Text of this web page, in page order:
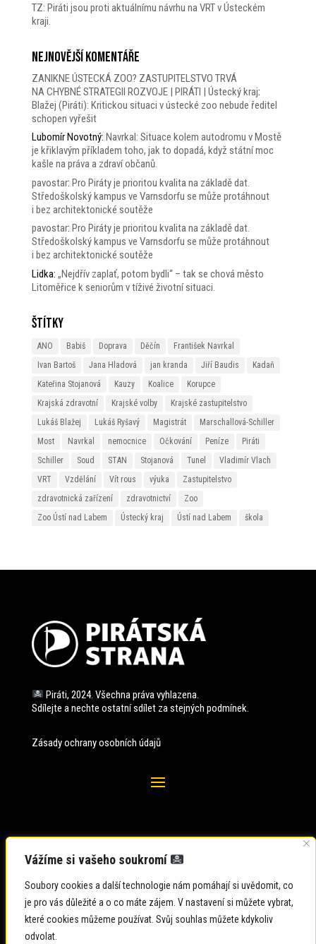
Vážíme si vašeho soukromí
Soubory cookies a další technologie nám pomáhají si uvědomit, co
je pro vás důležité a o co máte zájem. V nastavení si můžete vybrat,
které cookies můžeme používat. Svůj souhlas můžete kdykoliv
odvolat.
TZ: Piráti jsou proti aktuálnímu návrhu na VRT v Ústeckém
kraji.
Nejnovější komentáře
ZANIKNE ÚSTECKÁ ZOO? ZASTUPITELSTVO TRVÁ
NA CHYBNÉ STRATEGII ROZVOJE | PIRÁTI | Ústecký kraj:
Blažej (Piráti): Kritickou situaci v ústecké zoo nebude ředitel
schopen vyřešit
Lubomír Novotný: Navrkal: Situace kolem autodromu v Mostě
je křiklavým příkladem toho, jak to dopadá, když státní moc
kašle na práva a zdraví občanů.
pavostar: Pro Piráty je prioritou kvalita na základě dat.
Středoškolský kampus ve Varnsdorfu se může protáhnout
i bez architektonické soutěže
pavostar: Pro Piráty je prioritou kvalita na základě dat.
Středoškolský kampus ve Varnsdorfu se může protáhnout
i bez architektonické soutěže
Lidka: „Nejdřív zaplať, potom bydli“ – tak se chová město
Litoměřice k seniorům v tíživé životní situaci.
Štítky
ANO Babiš Doprava Děčín
František Navrkal
Ivan Bartoš
Jana Hladová jan kranda Jiří Baudis
Kadaň
Kateřina Stojanová
Kauzy Koalice
Korupce
Krajská zdravotní
Krajské volby
Krajské zastupitelstvo
Lukáš Blažej
Lukáš Ryšavý Magistrát
Marschallová-Schiller
Most
Navrkal nemocnice Očkování Peníze
Piráti
Schiller
Soud STAN Stojanová Tunel
Vladimír Vlach
VRT
Vzdělání Vít rous výuka
Zastupitelstvo
zdravotnická zařízení
zdravotnictví
Zoo
Zoo Ústí nad Labem
Ústecký kraj Ústí nad Labem škola
Piráti, 2024. Všechna práva vyhlazena.
Sdílejte a nechte ostatní sdílet za stejných podmínek.
Zásady ochrany osobních údajů
Zadavatel: Česká pirátská strana